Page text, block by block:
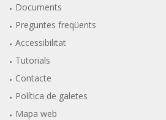
Documents
Preguntes freqüents
Accessibilitat
Tutorials
Contacte
Política de galetes
Mapa web